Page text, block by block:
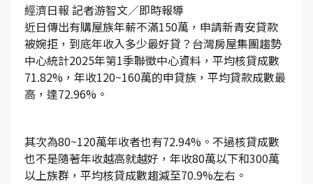
經濟日報 記者游智文／即時報導
近日傳出有購屋族年薪不滿150萬，申請新青安貸款
被婉拒，到底年收入多少最好貸？台灣房屋集團趨勢
中心統計2025年第1季聯徵中心資料，平均核貸成數
71.82%，年收120~160萬的申貸族，平均貸款成數最
高，達72.96%。
其次為80~120萬年收者也有72.94%。不過核貸成數
也不是隨著年收越高就越好，年收80萬以下和300萬
以上族群，平均核貸成數趨減至70.9%左右。